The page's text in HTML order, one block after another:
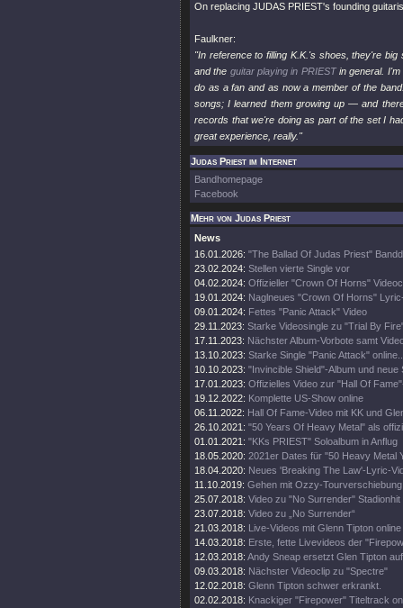
On replacing JUDAS PRIEST's founding
Faulkner:
"In reference to filling K.K.'s shoes, they're
and the guitar playing in PRIESTin general. I'm
do as a fan and as now a member of the
songs; I learned them growing up — and
records that we're doing as part of the set I
great experience, really."
Judas Priest im Internet
Bandhomepage
Facebook
Mehr von Judas Priest
News
16.01.2026: "The Ballad Of Judas Priest"
23.02.2024: Stellen vierte Single vor
04.02.2024: Offizieller "Crown Of Horns"
19.01.2024: Naglneues "Crown Of Horns"
09.01.2024: Fettes "Panic Attack" Video
29.11.2023: Starke Videosingle zu "Trial By
17.11.2023: Nächster Album-Vorbote samt
13.10.2023: Starke Single "Panic Attack"
10.10.2023: "Invincible Shield"-Album und neue
17.01.2023: Offizielles Video zur "Hall Of
19.12.2022: Komplette US-Show online
06.11.2022: Hall Of Fame-Video mit KK und
26.10.2021: "50 Years Of Heavy Metal" als
01.01.2021: "KKs PRIEST" Soloalbum in Anflug
18.05.2020: 2021er Dates für "50 Heavy Metal
18.04.2020: Neues 'Breaking The Law'-Lyric-
11.10.2019: Gehen mit Ozzy-
25.07.2018: Video zu "No Surrender" Stadionhit
23.07.2018: Video zu „No Surrender“
21.03.2018: Live-Videos mit Glenn Tipton online
14.03.2018: Erste, fette Livevideos der
12.03.2018: Andy Sneap ersetzt Glen Tipton
09.03.2018: Nächster Videoclip zu "Spectre"
12.02.2018: Glenn Tipton schwer erkrankt.
02.02.2018: Knackiger "Firepower" Titeltrack